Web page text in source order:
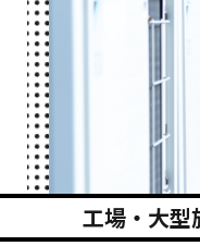
工場・大型